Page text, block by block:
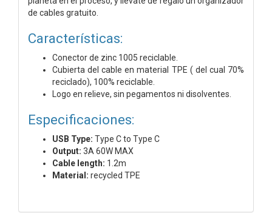
de cables gratuito.
Características:
Conector de zinc 1005 reciclable.
Cubierta del cable en material TPE ( del cual 70%
reciclado), 100% reciclable.
Logo en relieve, sin pegamentos ni disolventes.
Especificaciones:
USB Type: Type C to Type C
Output: 3A 60W MAX
Cable length: 1.2m
Material: recycled TPE